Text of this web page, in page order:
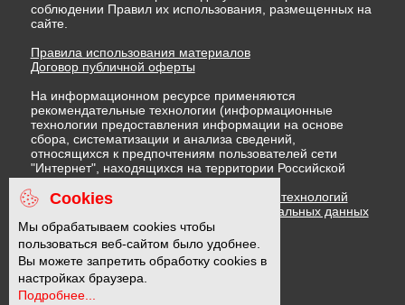
соблюдении Правил их использования, размещенных на
сайте.
Правила использования материалов
Договор публичной оферты
На информационном ресурсе применяются
рекомендательные технологии (информационные
технологии предоставления информации на основе
сбора, систематизации и анализа сведений,
относящихся к предпочтениям пользователей сети
"Интернет", находящихся на территории Российской
Федерации)
Правила применения рекомендательных технологий
Политика в отношении обработки персональных данных
Политика обработки файлов cookie
16 +
Cookies
Мы обрабатываем cookies чтобы
пользоваться веб-сайтом было удобнее.
Вы можете запретить обработку cookies в
настройках браузера.
Подробнее...